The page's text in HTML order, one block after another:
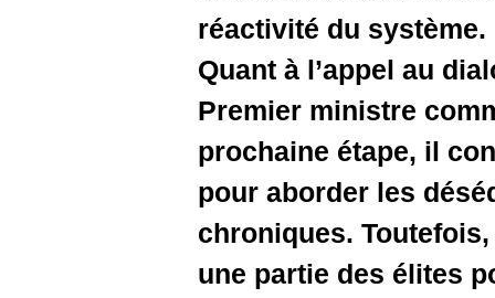
réactivité
Quant à
Premier
pour
une